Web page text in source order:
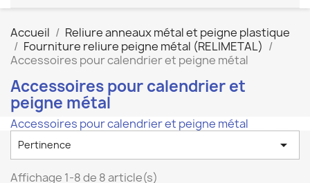
Accueil
Reliure anneaux métal et peigne plastique
Fourniture reliure peigne métal (RELIMETAL)
Accessoires pour calendrier et peigne métal
Accessoires pour calendrier et
peigne métal
Accessoires pour calendrier et peigne métal
Pertinence 
Affichage 1-8 de 8 article(s)